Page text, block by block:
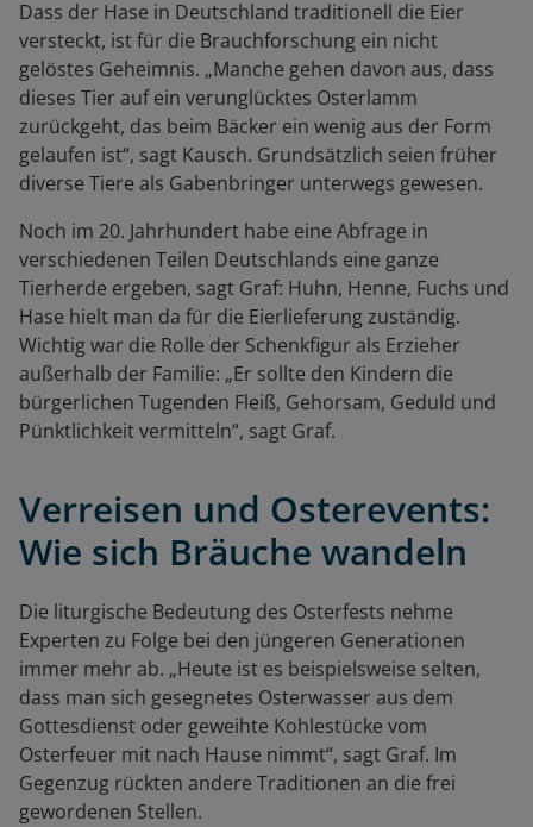
Dass der Hase in Deutschland traditionell die Eier
versteckt, ist für die Brauchforschung ein nicht
gelöstes Geheimnis. „Manche gehen davon aus, dass
dieses Tier auf ein verunglücktes Osterlamm
zurückgeht, das beim Bäcker ein wenig aus der Form
gelaufen ist“, sagt Kausch. Grundsätzlich seien früher
diverse Tiere als Gabenbringer unterwegs gewesen.
Noch im 20. Jahrhundert habe eine Abfrage in
verschiedenen Teilen Deutschlands eine ganze
Tierherde ergeben, sagt Graf: Huhn, Henne, Fuchs und
Hase hielt man da für die Eierlieferung zuständig.
Wichtig war die Rolle der Schenkfigur als Erzieher
außerhalb der Familie: „Er sollte den Kindern die
bürgerlichen Tugenden Fleiß, Gehorsam, Geduld und
Pünktlichkeit vermitteln“, sagt Graf.
Verreisen und Osterevents:
Wie sich Bräuche wandeln
Die liturgische Bedeutung des Osterfests nehme
Experten zu Folge bei den jüngeren Generationen
immer mehr ab. „Heute ist es beispielsweise selten,
dass man sich gesegnetes Osterwasser aus dem
Gottesdienst oder geweihte Kohlestücke vom
Osterfeuer mit nach Hause nimmt“, sagt Graf. Im
Gegenzug rückten andere Traditionen an die frei
gewordenen Stellen.